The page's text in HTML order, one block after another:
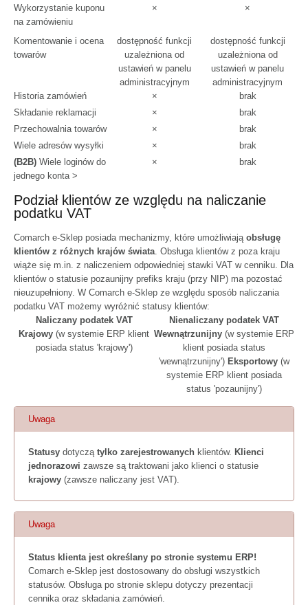
Wykorzystanie kuponu
na zamówieniu
× ×
Komentowanie i ocena
towarów
dostępność funkcji
uzależniona od
ustawień w panelu
administracyjnym
dostępność funkcji
uzależniona od
ustawień w panelu
administracyjnym
Historia zamówień
×
brak
Składanie reklamacji
×
brak
Przechowalnia towarów
×
brak
Wiele adresów wysyłki
×
brak
(B2B) Wiele loginów do
jednego konta >
× brak
Podział klientów ze względu na naliczanie
podatku VAT
Comarch e-Sklep posiada mechanizmy, które umożliwiają obsługę
klientów z różnych krajów świata. Obsługa klientów z poza kraju
wiąże się m.in. z naliczeniem odpowiedniej stawki VAT w cenniku. Dla
klientów o statusie pozaunijny prefiks kraju (przy NIP) ma pozostać
nieuzupełniony. W Comarch e-Sklep ze względu sposób naliczania
podatku VAT możemy wyróżnić statusy klientów:
Naliczany podatek VAT
Nienaliczany podatek VAT
Krajowy (w systemie ERP klient
posiada status 'krajowy')
Wewnątrzunijny (w systemie ERP
klient posiada status
'wewnątrzunijny') Eksportowy (w
systemie ERP klient posiada
status 'pozaunijny')
Uwaga
Statusy dotyczą tylko zarejestrowanych klientów. Klienci
jednorazowi zawsze są traktowani jako klienci o statusie
krajowy (zawsze naliczany jest VAT).
Uwaga
Status klienta jest określany po stronie systemu ERP!
Comarch e-Sklep jest dostosowany do obsługi wszystkich
statusów. Obsługa po stronie sklepu dotyczy prezentacji
cennika oraz składania zamówień.